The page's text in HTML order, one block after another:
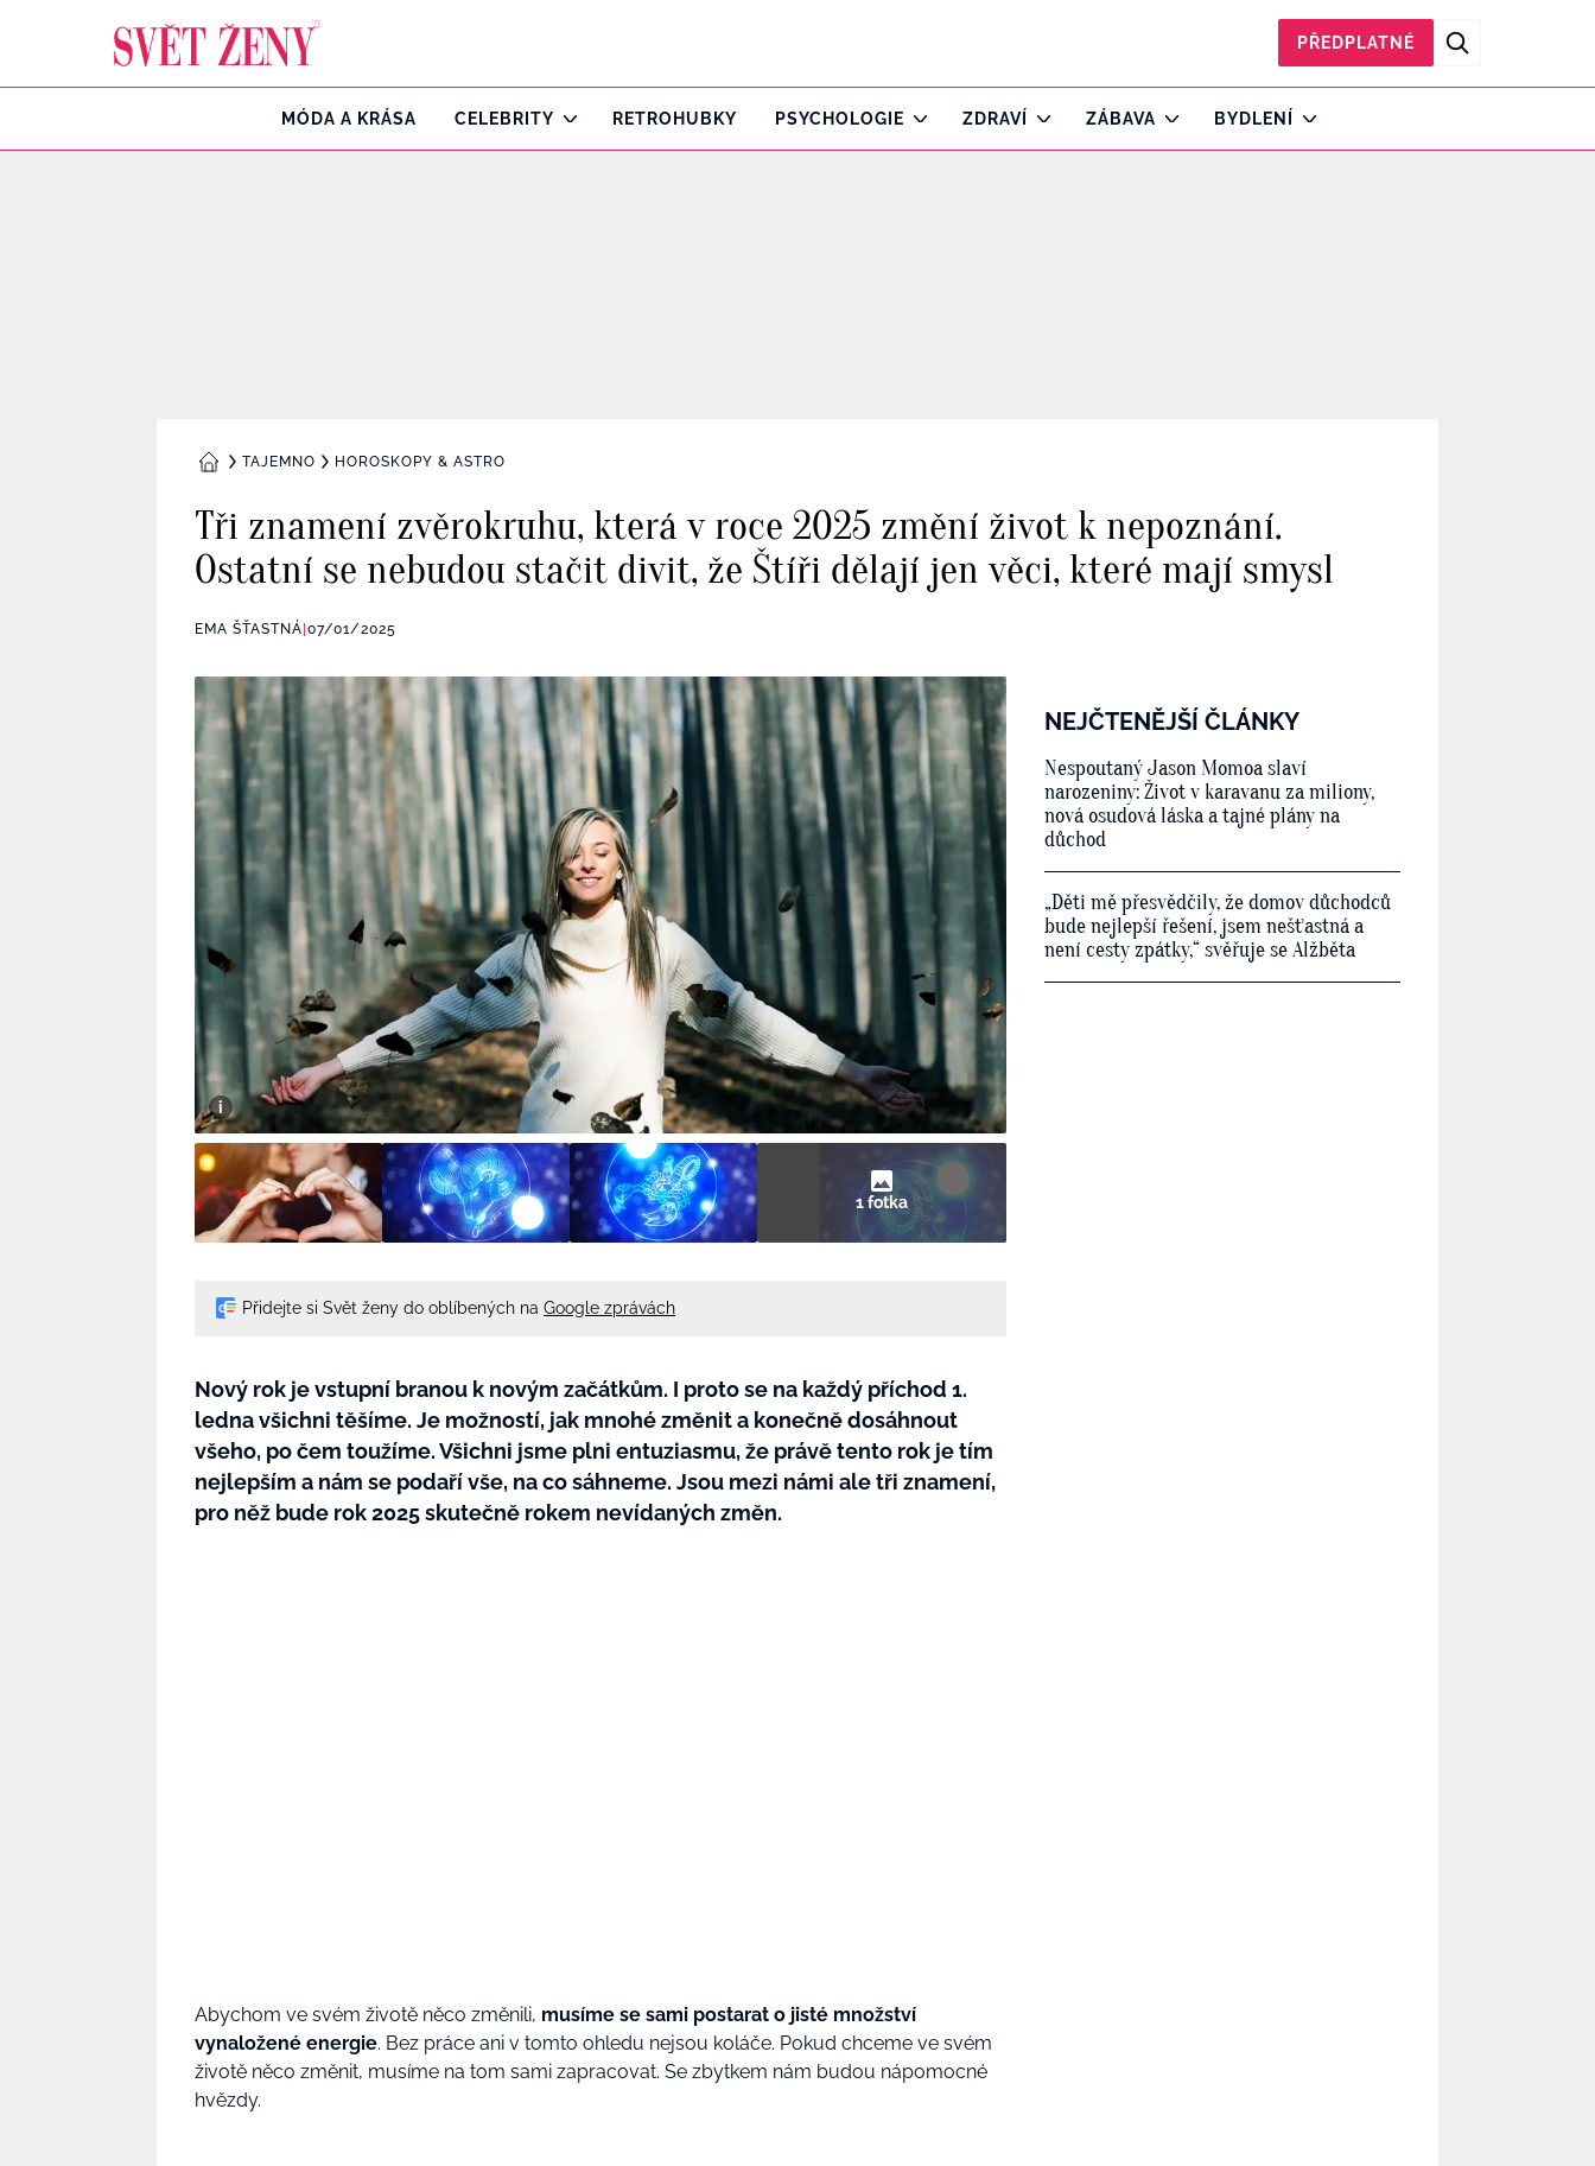
PŘEDPLATNÉ
MÓDA A KRÁSA CELEBRITY RETROHUBKY PSYCHOLOGIE ZDRAVÍ ZÁBAVA BYDLENÍ
DOMŮTAJEMNO HOROSKOPY & ASTRO
Tři znamení zvěrokruhu, která v roce 2025 změní život k nepoznání.
Ostatní se nebudou stačit divit, že Štíři dělají jen věci, které mají smysl
EMA ŠŤASTNÁ 07/01/2025
1 fotka
Přidejte si Svět ženy do oblíbených na Google zprávách
Nový rok je vstupní branou k novým začátkům. I proto se na každý příchod 1.
ledna všichni těšíme. Je možností, jak mnohé změnit a konečně dosáhnout
všeho, po čem toužíme. Všichni jsme plni entuziasmu, že právě tento rok je tím
nejlepším a nám se podaří vše, na co sáhneme. Jsou mezi námi ale tři znamení,
pro něž bude rok 2025 skutečně rokem nevídaných změn.
Abychom ve svém životě něco změnili, musíme se sami postarat o jisté množství
vynaložené energie. Bez práce ani v tomto ohledu nejsou koláče. Pokud chceme ve svém
životě něco změnit, musíme na tom sami zapracovat. Se zbytkem nám budou nápomocné
hvězdy.
NEJČTENĚJŠÍ ČLÁNKY
Nespoutaný Jason Momoa slaví
narozeniny: Život v karavanu za miliony,
nová osudová láska a tajné plány na
důchod
„Děti mě přesvědčily, že domov důchodců
bude nejlepší řešení, jsem nešťastná a
není cesty zpátky,“ svěřuje se Alžběta